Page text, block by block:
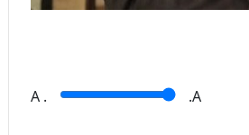
A . .A